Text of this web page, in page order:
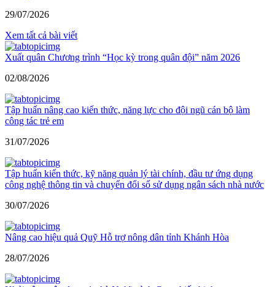
29/07/2026
Xem tất cả bài viết
Xuất quân Chương trình “Học kỳ trong quân đội” năm 2026
02/08/2026
Tập huấn nâng cao kiến thức, năng lực cho đội ngũ cán bộ làm
công tác trẻ em
31/07/2026
Tập huấn kiến thức, kỹ năng quản lý tài chính, đầu tư ứng dụng
công nghệ thông tin và chuyển đổi số sử dụng ngân sách nhà nước
30/07/2026
Nâng cao hiệu quả Quỹ Hỗ trợ nông dân tỉnh Khánh Hòa
28/07/2026